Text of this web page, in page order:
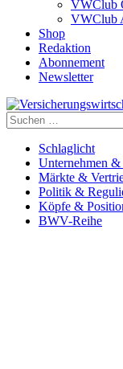
VWClub
VWClub
Shop
Redaktion
Abonnement
Newsletter
Suche
nach:
Schlaglicht
Unternehmen &
Märkte &
Politik &
Köpfe &
BWV-Reihe